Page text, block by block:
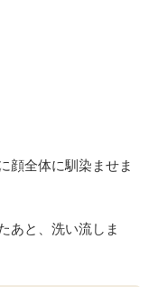
顔全体に馴染ませま
あと、洗い流しま